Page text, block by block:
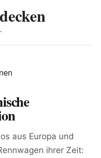
aus Europa und
ihrer Zeit: